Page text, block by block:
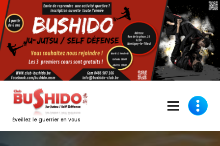
Aller
au
contenu
Éveillez le guerrier en vous